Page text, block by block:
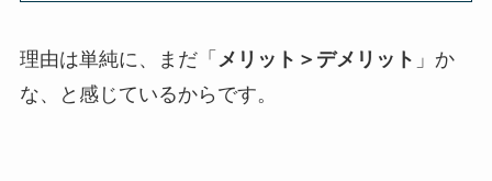
理由は単純に、まだ「 メリット＞デメリット 」か
な、と感じているからです。